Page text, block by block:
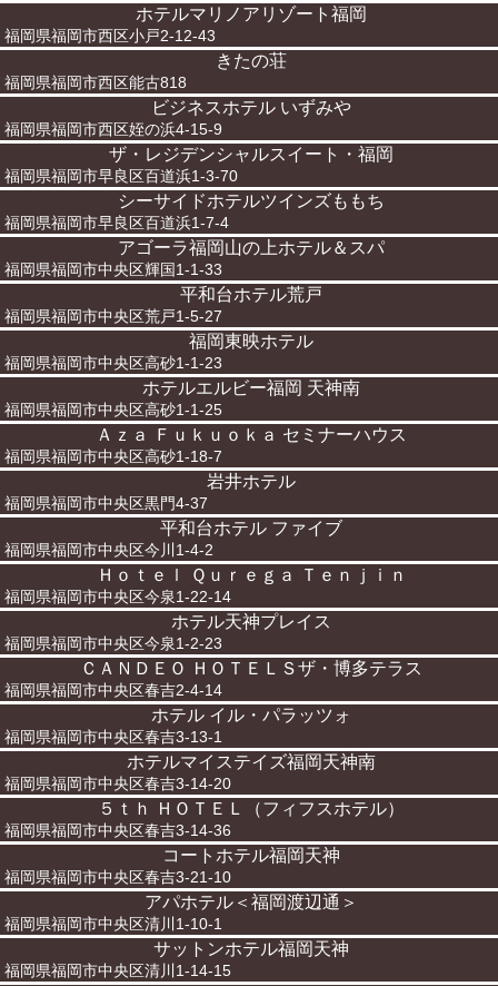
ホテルマリノアリゾート福岡
福岡県福岡市西区小戸2-12-43
きたの荘
福岡県福岡市西区能古818
ビジネスホテル いずみや
福岡県福岡市西区姪の浜4-15-9
ザ・レジデンシャルスイート・福岡
福岡県福岡市早良区百道浜1-3-70
シーサイドホテルツインズももち
福岡県福岡市早良区百道浜1-7-4
アゴーラ福岡山の上ホテル＆スパ
福岡県福岡市中央区輝国1-1-33
平和台ホテル荒戸
福岡県福岡市中央区荒戸1-5-27
福岡東映ホテル
福岡県福岡市中央区高砂1-1-23
ホテルエルビー福岡 天神南
福岡県福岡市中央区高砂1-1-25
Ａｚａ Ｆｕｋｕｏｋａ セミナーハウス
福岡県福岡市中央区高砂1-18-7
岩井ホテル
福岡県福岡市中央区黒門4-37
平和台ホテル ファイブ
福岡県福岡市中央区今川1-4-2
Ｈｏｔｅｌ Ｑｕｒｅｇａ Ｔｅｎｊｉｎ
福岡県福岡市中央区今泉1-22-14
ホテル天神プレイス
福岡県福岡市中央区今泉1-2-23
ＣＡＮＤＥＯ ＨＯＴＥＬＳザ・博多テラス
福岡県福岡市中央区春吉2-4-14
ホテル イル・パラッツォ
福岡県福岡市中央区春吉3-13-1
ホテルマイステイズ福岡天神南
福岡県福岡市中央区春吉3-14-20
５ｔｈ ＨＯＴＥＬ（フィフスホテル）
福岡県福岡市中央区春吉3-14-36
コートホテル福岡天神
福岡県福岡市中央区春吉3-21-10
アパホテル＜福岡渡辺通＞
福岡県福岡市中央区清川1-10-1
サットンホテル福岡天神
福岡県福岡市中央区清川1-14-15